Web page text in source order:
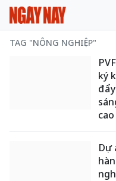
TAG "NÔNG NGHIỆP"
ký
cao
Dự